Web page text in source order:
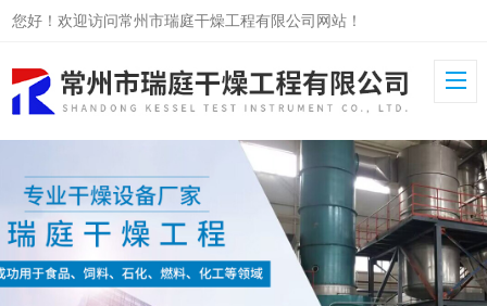
您好！欢迎访问常州市瑞庭干燥工程有限公司网站！